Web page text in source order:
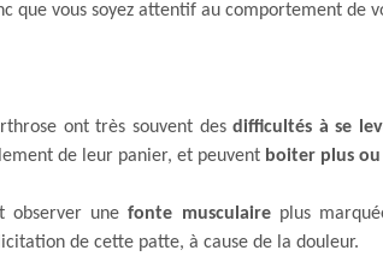
que vous soyez attentif au comportement de
ont très souvent desdifficultés à se
de leur panier, et peuvent boiter plus
observer unefonte musculaireplus
de cette patte, à cause de la douleur.